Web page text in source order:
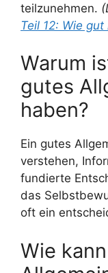
teilzunehmen.
Teil 12: Wie
Warum
gutes
haben?
Ein gutes
verstehen,
fundierte
das
oft ein
Wie